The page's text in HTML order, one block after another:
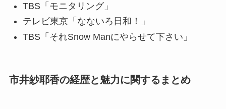
TBS「モニタリング」
テレビ東京「なないろ日和！」
TBS「それSnow Manにやらせて下さい」
市井紗耶香の経歴と魅力に関するまとめ